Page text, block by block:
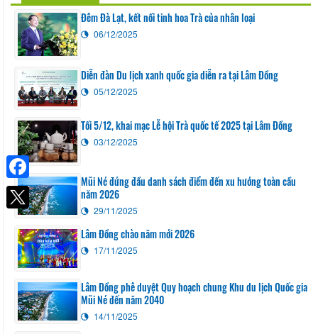
Đêm Đà Lạt, kết nối tinh hoa Trà của nhân loại
06/12/2025
Diễn đàn Du lịch xanh quốc gia diễn ra tại Lâm Đồng
05/12/2025
Tối 5/12, khai mạc Lễ hội Trà quốc tế 2025 tại Lâm Đồng
03/12/2025
Mũi Né đứng đầu danh sách điểm đến xu hướng toàn cầu
năm 2026
29/11/2025
Lâm Đồng chào năm mới 2026
17/11/2025
Lâm Đồng phê duyệt Quy hoạch chung Khu du lịch Quốc gia
Mũi Né đến năm 2040
14/11/2025
Facebook